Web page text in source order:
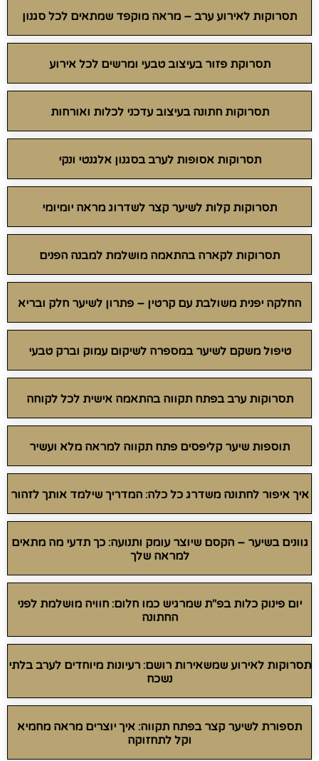
תסרוקות לאירוע ערב – מראה מוקפד שמתאים לכל סגנון
תסרוקת פזור בעיצוב טבעי ומרשים לכל אירוע
תסרוקות חתונה בעיצוב עדכני לכלות ואורחות
תסרוקות אסופות לערב בסגנון אלגנטי ונקי
תסרוקות קלות לשיער קצר לשדרוג מראה יומיומי
תסרוקות לקארה בהתאמה מושלמת למבנה הפנים
החלקה יפנית משולבת עם קרטין – פתרון לשיער חלק ובריא
טיפול משקם לשיער במספרה לשיקום עמוק וברק טבעי
תסרוקות ערב בפתח תקווה בהתאמה אישית לכל לקוחה
תוספות שיער קליפסים פתח תקווה למראה מלא ועשיר
איך איפור לחתונה משדרג כל כלה: המדריך שילמד אותך לזהור
גוונים בשיער – הקסם שיוצר עומק ותנועה: כך תדעי מה מתאים
למראה שלך
יום פינוק כלות בפ"ת שמרגיש כמו חלום: חוויה מושלמת לפני
החתונה
תסרוקות לאירוע שמשאירות רושם: רעיונות מיוחדים לערב בלתי
נשכח
תספורת לשיער קצר בפתח תקווה: איך יוצרים מראה מחמיא
וקל לתחזוקה